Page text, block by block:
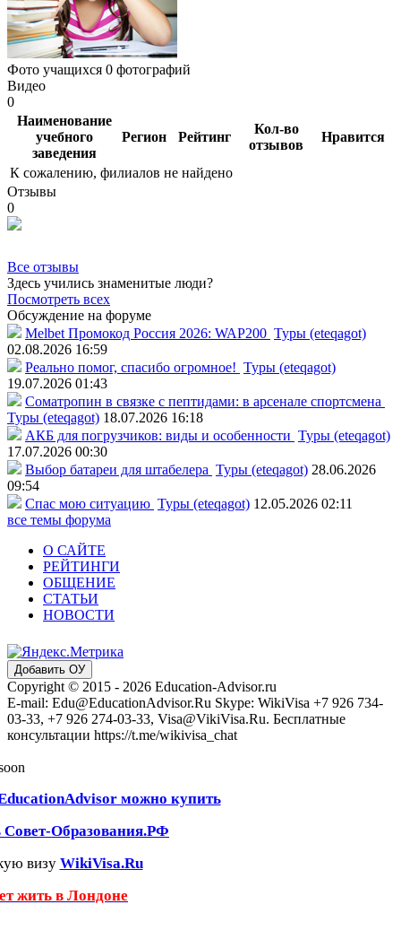
Фото учащихся 0 фотографий
Видео
0
Наименование
учебного
заведения
Регион Рейтинг
Кол-во
отзывов
Нравится
К сожалению, филиалов не найдено
Отзывы
0
Все отзывы
Здесь учились знаменитые люди?
Посмотреть всех
Обсуждение на форуме
Melbet Промокод Россия 2026: WAP200 Туры (eteqagot)
02.08.2026 16:59
Реально помог, спасибо огромное! Туры (eteqagot)
19.07.2026 01:43
Соматропин в связке с пептидами: в арсенале спортсмена
Туры (eteqagot) 18.07.2026 16:18
АКБ для погрузчиков: виды и особенности Туры (eteqagot)
17.07.2026 00:30
Выбор батареи для штабелера Туры (eteqagot) 28.06.2026
09:54
Спас мою ситуацию Туры (eteqagot) 12.05.2026 02:11
все темы форума
О САЙТЕ
РЕЙТИНГИ
ОБЩЕНИЕ
СТАТЬИ
НОВОСТИ
Добавить ОУ
Copyright © 2015 - 2026 Education-Advisor.ru
E-mail: Edu@EducationAdvisor.Ru Skype: WikiVisa +7 926 734-
03-33, +7 926 274-03-33, Visa@VikiVisa.Ru. Бесплатные
консультации https://t.me/wikivisa_chat
можно купить
Совет-Образования.РФ
визу WikiVisa.Ru
жить в Лондоне